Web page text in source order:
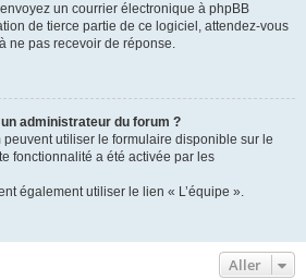
un courrier électronique à phpBB
de tierce partie de ce logiciel, attendez-vous
ne pas recevoir de réponse.
administrateur du forum ?
utiliser le formulaire disponible sur le
fonctionnalité a été activée par les
également utiliser le lien « L’équipe ».
Aller